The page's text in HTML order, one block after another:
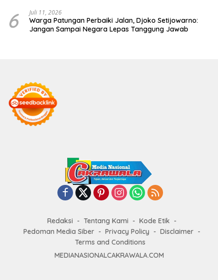
6 Juli 11, 2026
Warga Patungan Perbaiki Jalan, Djoko Setijowarno:
Jangan Sampai Negara Lepas Tanggung Jawab
Redaksi Tentang Kami
Kode Etik
Pedoman Media Siber
Privacy Policy
Disclaimer
Terms and Conditions
MEDIANASIONALCAKRAWALA.COM